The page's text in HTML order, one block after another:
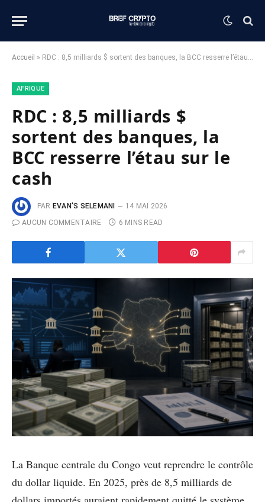
Accueil » RDC : 8,5 milliards $ sortent des banques, la BCC resserre l’étau sur le cash
AFRIQUE
RDC : 8,5 milliards $
sortent des banques, la
BCC resserre l’étau sur le
cash
PAR EVAN'S SELEMANI
14 MAI 2026
AUCUN COMMENTAIRE
6 MINS READ
La Banque centrale du Congo veut reprendre le contrôle
du dollar liquide. En 2025, près de 8,5 milliards de